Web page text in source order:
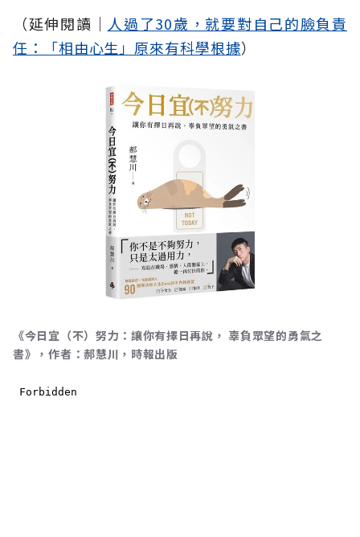
（延伸閱讀│ 人過了30歲，就要對自己的臉負責
任：「相由心生」原來有科學根據）
《今日宜（不）努力：讓你有擇日再說， 辜負眾望的勇氣之
書》，作者：郝慧川，時報出版